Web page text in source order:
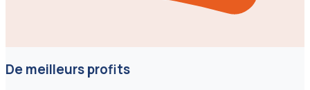
De meilleurs profits